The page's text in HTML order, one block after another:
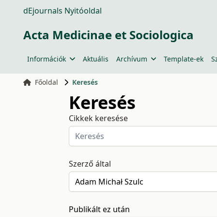
dEjournals Nyitóoldal
Acta Medicinae et Sociologica
Információk Aktuális Archívum Template-ek
Főoldal Keresés
Keresés
Cikkek keresése
Szerző által
Publikált ez után